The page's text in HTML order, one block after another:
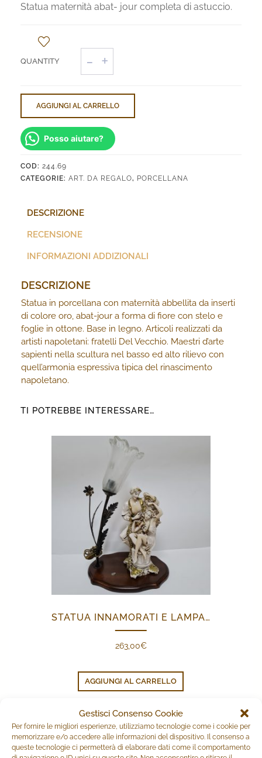
Gestisci Consenso Cookie
Per fornire le migliori esperienze, utilizziamo tecnologie come i cookie per
memorizzare e/o accedere alle informazioni del dispositivo. Il consenso a
queste tecnologie ci permetterà di elaborare dati come il comportamento
Statua maternità abat- jour completa di astuccio.
maternità
abat-
quantità
AGGIUNGI AL CARRELLO
Posso aiutare?
COD: 244.69
CATEGORIE: ART. DA REGALO, PORCELLANA
DESCRIZIONE
RECENSIONE
INFORMAZIONI ADDIZIONALI
DESCRIZIONE
Statua in porcellana con maternità abbellita da inserti
di colore oro, abat-jour a forma di fiore con stelo e
foglie in ottone. Base in legno. Articoli realizzati da
artisti napoletani: fratelli Del Vecchio. Maestri d’arte
sapienti nella scultura nel basso ed alto rilievo con
quell’armonia espressiva tipica del rinascimento
napoletano.
TI POTREBBE INTERESSARE…
STATUA INNAMORATI E LAMPADA
263,00€
AGGIUNGI AL CARRELLO
PRODOTTI CORRELATI